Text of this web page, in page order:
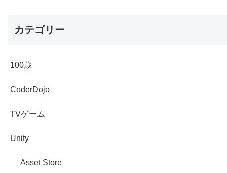
カテゴリー
100歳
CoderDojo
TVゲーム
Unity
Asset Store